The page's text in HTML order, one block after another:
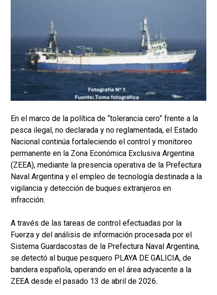
En el marco de la política de “tolerancia cero” frente a la
pesca ilegal, no declarada y no reglamentada, el Estado
Nacional continúa fortaleciendo el control y monitoreo
permanente en la Zona Económica Exclusiva Argentina
(ZEEA), mediante la presencia operativa de la Prefectura
Naval Argentina y el empleo de tecnología destinada a la
vigilancia y detección de buques extranjeros en
infracción.
A través de las tareas de control efectuadas por la
Fuerza y del análisis de información procesada por el
Sistema Guardacostas de la Prefectura Naval Argentina,
se detectó al buque pesquero PLAYA DE GALICIA, de
bandera española, operando en el área adyacente a la
ZEEA desde el pasado 13 de abril de 2026.